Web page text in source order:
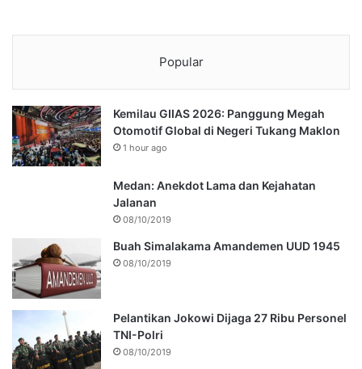
Popular
Kemilau GIIAS 2026: Panggung Megah
Otomotif Global di Negeri Tukang Maklon
1 hour ago
Medan: Anekdot Lama dan Kejahatan
Jalanan
08/10/2019
Buah Simalakama Amandemen UUD 1945
08/10/2019
Pelantikan Jokowi Dijaga 27 Ribu Personel
TNI-Polri
08/10/2019